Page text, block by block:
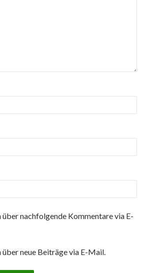
nachfolgende Kommentare via E-
neue Beiträge via E-Mail.